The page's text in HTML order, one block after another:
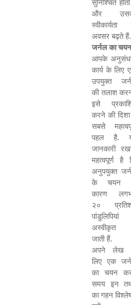
सुनिश्चित
और
अवसर बढ़ते हैं.
जर्नल का
आपके
कार्य के लिए
उपयुक्त
की तलाश
इसे
करने की
सबसे
पहल है.
जानकारी
महत्वपूर्ण है
अनुपयुक्त
के चयन
कारण
२०
पांडुलिपियां
अस्वीकृत
जाती हैं.
अपने लेख
लिए एक
का चयन
समय इन
का गहन